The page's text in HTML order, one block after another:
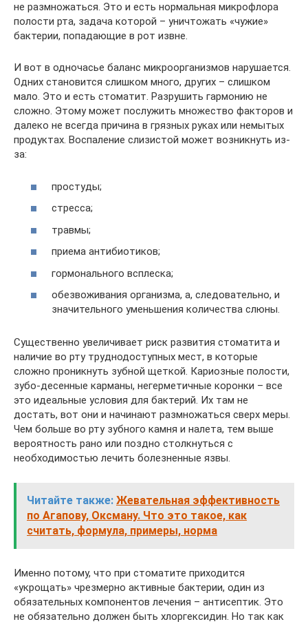
не размножаться. Это и есть нормальная микрофлора
полости рта, задача которой – уничтожать «чужие»
бактерии, попадающие в рот извне.
И вот в одночасье баланс микроорганизмов нарушается.
Одних становится слишком много, других – слишком
мало. Это и есть стоматит. Разрушить гармонию не
сложно. Этому может послужить множество факторов и
далеко не всегда причина в грязных руках или немытых
продуктах. Воспаление слизистой может возникнуть из-
за:
простуды;
стресса;
травмы;
приема антибиотиков;
гормонального всплеска;
обезвоживания организма, а, следовательно, и
значительного уменьшения количества слюны.
Существенно увеличивает риск развития стоматита и
наличие во рту труднодоступных мест, в которые
сложно проникнуть зубной щеткой. Кариозные полости,
зубо-десенные карманы, негерметичные коронки – все
это идеальные условия для бактерий. Их там не
достать, вот они и начинают размножаться сверх меры.
Чем больше во рту зубного камня и налета, тем выше
вероятность рано или поздно столкнуться с
необходимостью лечить болезненные язвы.
Читайте также: Жевательная эффективность
по Агапову, Оксману. Что это такое, как
считать, формула, примеры, норма
Именно потому, что при стоматите приходится
«укрощать» чрезмерно активные бактерии, один из
обязательных компонентов лечения – антисептик. Это
не обязательно должен быть хлоргексидин. Но так как